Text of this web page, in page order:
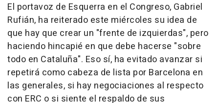
El portavoz de Esquerra en el Congreso, Gabriel
Rufián, ha reiterado este miércoles su idea de
que hay que crear un "frente de izquierdas", pero
haciendo hincapié en que debe hacerse "sobre
todo en Cataluña". Eso sí, ha evitado avanzar si
repetirá como cabeza de lista por Barcelona en
las generales, si hay negociaciones al respecto
con ERC o si siente el respaldo de sus